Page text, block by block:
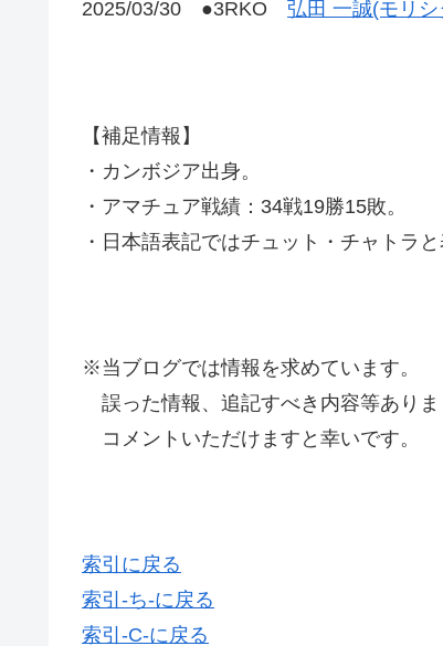
2025/03/30 ●3RKO 弘田 一誠(モリシ
【補足情報】
・カンボジア出身。
・アマチュア戦績：34戦19勝15敗。
・日本語表記ではチュット・チャトラ
※当ブログでは情報を求めています。
誤った情報、追記すべき内容等あり
コメントいただけますと幸いです。
索引に戻る
索引-ち-に戻る
索引-C-に戻る